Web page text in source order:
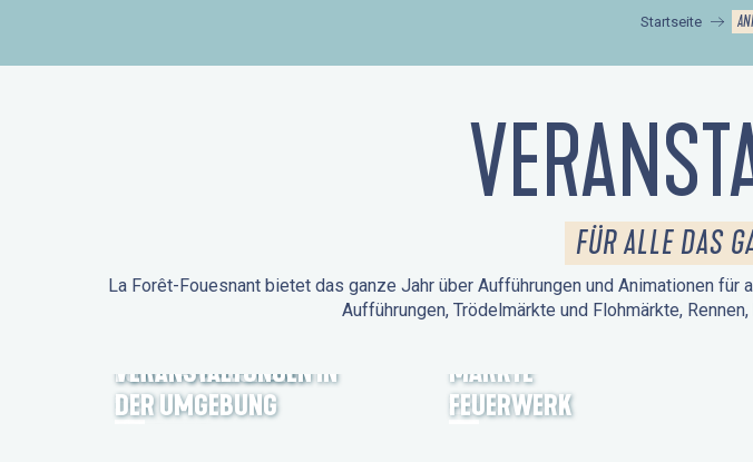
Startseite
FÜR ALLE DAS
La Forêt-Fouesnant bietet das ganze Jahr über Aufführungen und Animationen
Aufführungen, Trödelmärkte und Flohmärkte,
FORÊT-FOUESNANT
VERANSTALTUNGEN IN
DER UMGEBUNG
MÄRKTE
FEUERWERK